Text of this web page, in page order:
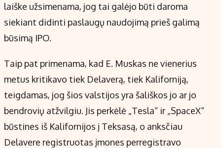
laiške užsimenama, jog tai galėjo būti daroma
siekiant didinti paslaugų naudojimą prieš galimą
būsimą IPO.
Taip pat primenama, kad E. Muskas ne vienerius
metus kritikavo tiek Delaverą, tiek Kaliforniją,
teigdamas, jog šios valstijos yra šališkos jo ar jo
bendrovių atžvilgiu. Jis perkėlė „Tesla“ ir „SpaceX“
būstines iš Kalifornijos į Teksasą, o anksčiau
Delavere registruotas įmones perregistravo